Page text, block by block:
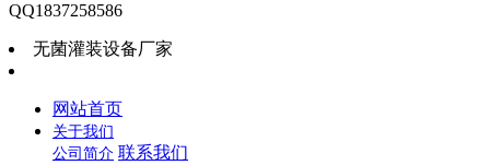
QQ1837258586
无菌灌装设备厂家
网站首页
关于我们
公司简介 联系我们